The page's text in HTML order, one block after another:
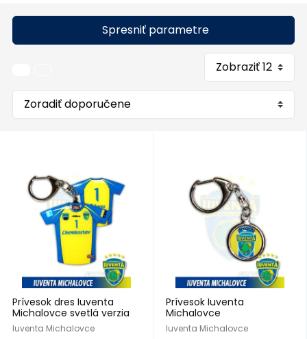
Spresniť parametre
Prívesok dres Iuventa
Michalovce svetlá verzia
Iuventa Michalovce
Prívesok Iuventa
Michalovce
Iuventa Michalovce